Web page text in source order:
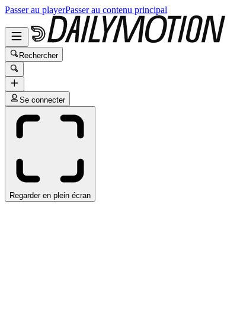
Passer au playerPasser au contenu principal
Rechercher
Se connecter
Regarder en plein écran